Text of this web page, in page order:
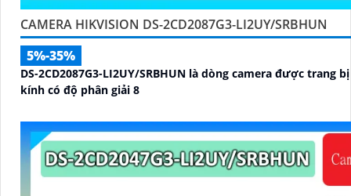
CAMERA HIKVISION DS-2CD2087G3-LI2UY/SRBHUN
5%-35%
DS-2CD2087G3-LI2UY/SRBHUN là dòng camera được trang
kính có độ phân giải 8